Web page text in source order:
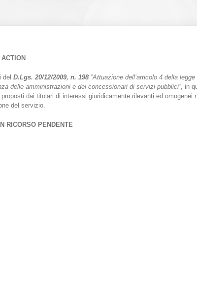
del D.Lgs. 20/12/2009, n. 198 “Attuazione dell’articolo 4 della
delle amministrazioni e dei concessionari di servizi pubblici“, in
dai titolari di interessi giuridicamente rilevanti ed
del servizio.
RICORSO PENDENTE